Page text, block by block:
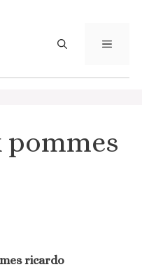
MENU
pommes
ricardo